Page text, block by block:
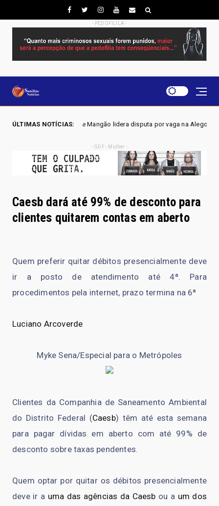
- PEDOFILILA -
ÚLTIMAS NOTÍCIAS:
- Joscilene Mangão lidera disputa por vaga na Alego em Novo Gama,
- GDF - Mulher -
Caesb dará até 99% de desconto para
clientes quitarem contas em aberto
Quem preferir quitar débitos presencialmente deve
ir a posto de atendimento até 4ª. Para
procedimentos pela internet, prazo termina na 6ª
Luciano Arcoverde
Myke Sena/Especial para o Metrópoles
Clientes da Companhia de Saneamento Ambiental
do Distrito Federal (Caesb) têm até esta semana
para pagar dívidas em aberto com até 99% de
desconto sobre taxas pendentes.
Quem optar por quitar os débitos presencialmente
deve ir a uma das agências da Caesb ou a um dos